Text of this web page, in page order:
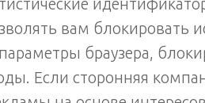
вам блокировать
браузера,
Если сторонняя